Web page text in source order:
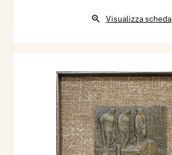
Visualizza scheda